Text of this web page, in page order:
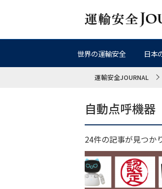
世界の運輸安全 日本
運輸安全JOURNAL
自動点呼機器
24件の記事が見つか